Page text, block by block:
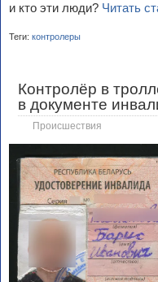
и кто эти люди? Читать
Теги: контролеры
Контролёр в
в документе
Происшествия